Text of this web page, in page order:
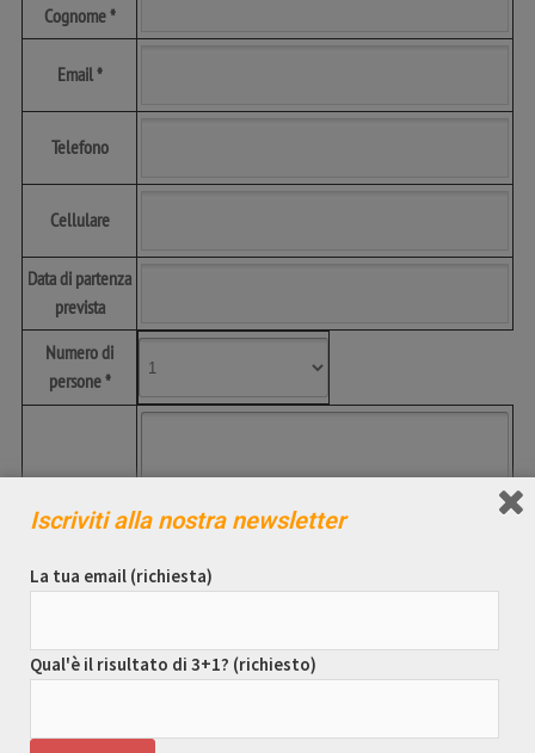
Cognome *
Email *
Telefono
Cellulare
Data di partenza
prevista
Numero di
persone *
richiesta scrivi
nel box il
+ 10 *
Iscriviti alla nostra newsletter
La tua email (richiesta)
Qual'è il risultato di 3+1? (richiesto)